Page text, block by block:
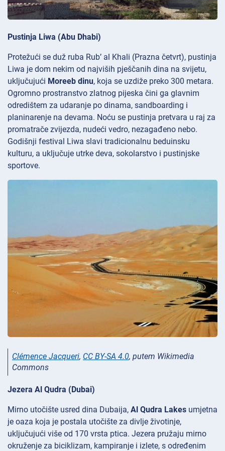
Pustinja Liwa (Abu Dhabi)
Protežući se duž ruba Rub’ al Khali (Prazna četvrt), pustinja
Liwa je dom nekim od najviših pješčanih dina na svijetu,
uključujući Moreeb dinu, koja se uzdiže preko 300 metara.
Ogromno prostranstvo zlatnog pijeska čini ga glavnim
odredištem za udaranje po dinama, sandboarding i
planinarenje na devama. Noću se pustinja pretvara u raj za
promatrače zvijezda, nudeći vedro, nezagađeno nebo.
Godišnji festival Liwa slavi tradicionalnu beduinsku
kulturu, a uključuje utrke deva, sokolarstvo i pustinjske
sportove.
Clémence Jacqueri, CC BY-SA 4.0, putem Wikimedia
Commons
Jezera Al Qudra (Dubai)
Mirno utočište usred dina Dubaija, Al Qudra Lakes umjetna
je oaza koja je postala utočište za divlje životinje,
uključujući više od 170 vrsta ptica. Jezera pružaju mirno
okruženje za biciklizam, kampiranje i izlete, s određenim